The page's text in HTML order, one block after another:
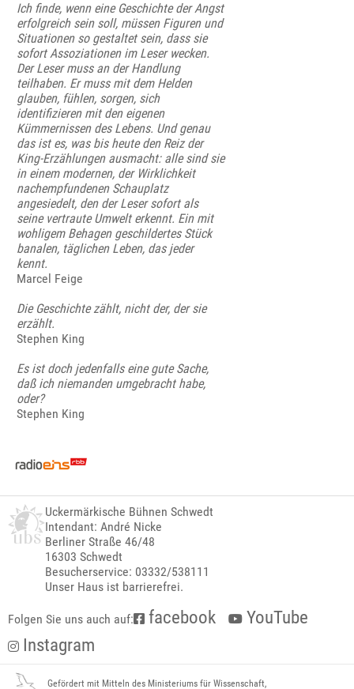
Ich finde, wenn eine Geschichte der Angst
erfolgreich sein soll, müssen Figuren und
Situationen so gestaltet sein, dass sie
sofort Assoziationen im Leser wecken.
Der Leser muss an der Handlung
teilhaben. Er muss mit dem Helden
glauben, fühlen, sorgen, sich
identifizieren mit den eigenen
Kümmernissen des Lebens. Und genau
das ist es, was bis heute den Reiz der
King-Erzählungen ausmacht: alle sind sie
in einem modernen, der Wirklichkeit
nachempfundenen Schauplatz
angesiedelt, den der Leser sofort als
seine vertraute Umwelt erkennt. Ein mit
wohligem Behagen geschildertes Stück
banalen, täglichen Leben, das jeder
kennt.
Marcel Feige
Die Geschichte zählt, nicht der, der sie
erzählt.
Stephen King
Es ist doch jedenfalls eine gute Sache,
daß ich niemanden umgebracht habe,
oder?
Stephen King
Uckermärkische Bühnen Schwedt
Intendant: André Nicke
Berliner Straße 46/48
16303 Schwedt
Besucherservice: 03332/538111
Unser Haus ist barrierefrei.
Folgen Sie uns auch auf: facebook
YouTube
Instagram
Gefördert mit Mitteln des Ministeriums für Wissenschaft,